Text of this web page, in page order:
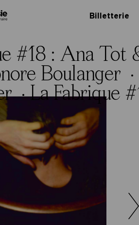
des cookies
Billetterie
#18 : Ana Tot
Boulanger ·
·La Fabrique